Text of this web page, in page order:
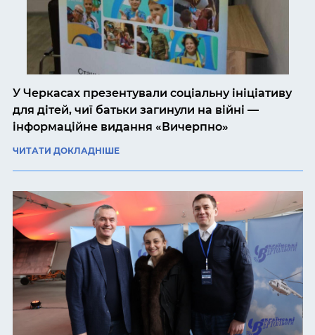
У Черкасах презентували соціальну ініціативу
для дітей, чиї батьки загинули на війні —
інформаційне видання «Вичерпно»
ЧИТАТИ ДОКЛАДНІШЕ